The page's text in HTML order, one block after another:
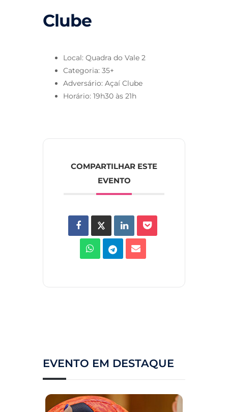
Clube
Local: Quadra do Vale 2
Categoria: 35+
Adversário: Açaí Clube
Horário: 19h30 às 21h
COMPARTILHAR ESTE
EVENTO
EVENTO EM DESTAQUE